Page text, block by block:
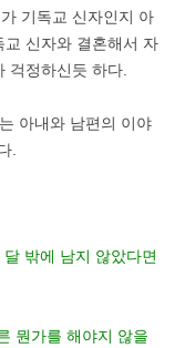
기독교 신자인지 아
신자와 결혼해서 자
걱정하신듯 하다.
아내와 남편의 이야
.
밖에 남지 않았다면
뭔가를 해야지 않을